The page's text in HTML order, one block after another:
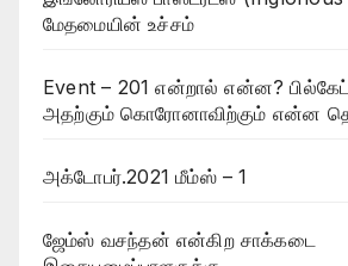
மேதமையின் உச்சம்
Event – 201 என்றால் என்ன?
அதற்கும் கொரோனாவிற்கும் என்ன
அக்டோபர்.2021 மீம்ஸ் – 1
ஜேம்ஸ் வசந்தன் என்கிற சாக்கடை